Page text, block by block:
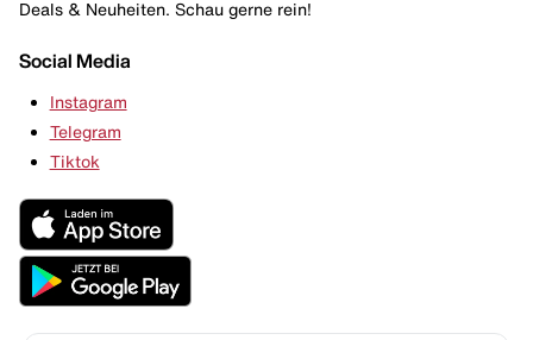
Deals & Neuheiten. Schau gerne rein!
Social Media
Instagram
Telegram
Tiktok